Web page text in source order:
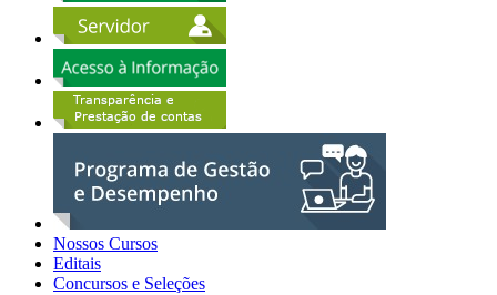
Nossos Cursos
Editais
Concursos e Seleções